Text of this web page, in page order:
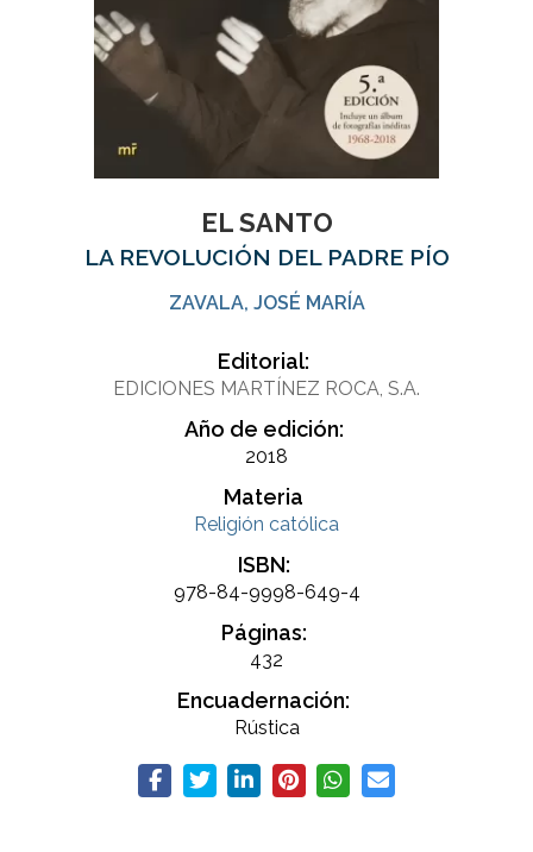
EL SANTO
LA REVOLUCIÓN DEL PADRE PÍO
ZAVALA, JOSÉ MARÍA
Editorial:
EDICIONES MARTÍNEZ ROCA, S.A.
Año de edición:
2018
Materia
Religión católica
ISBN:
978-84-9998-649-4
Páginas:
432
Encuadernación:
Rústica